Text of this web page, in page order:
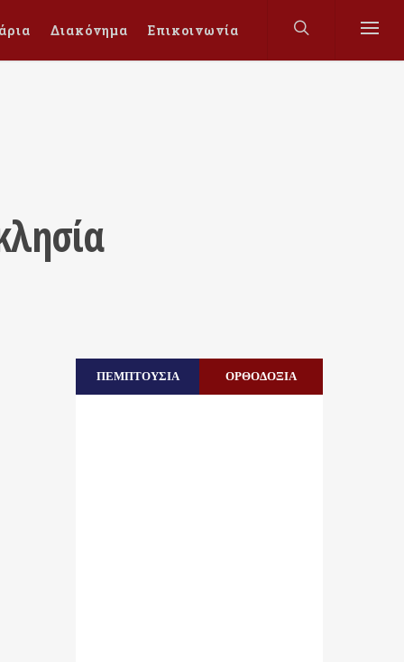
Διακόνημα Επικοινωνία
ΠΕΜΠΤΟΥΣΙΑ ΟΡΘΟΔΟΞΙΑ